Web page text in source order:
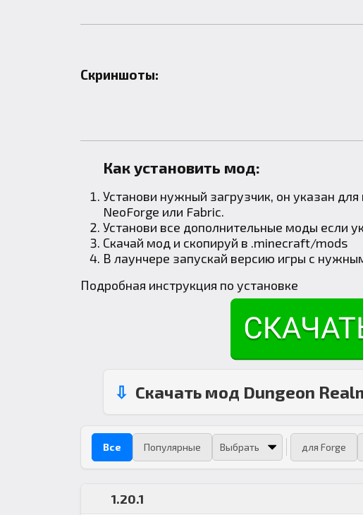
Скриншоты:
Как установить мод:
Установи нужный загрузчик, он указан
NeoForge или Fabric.
Установи все дополнительные моды если
Скачай мод и скопируй в .minecraft/mods
В лаунчере запускай версию игры с
Подробная инструкция по установке
Скачать мод Dungeon
Все Популярные для Forge
1.20.1